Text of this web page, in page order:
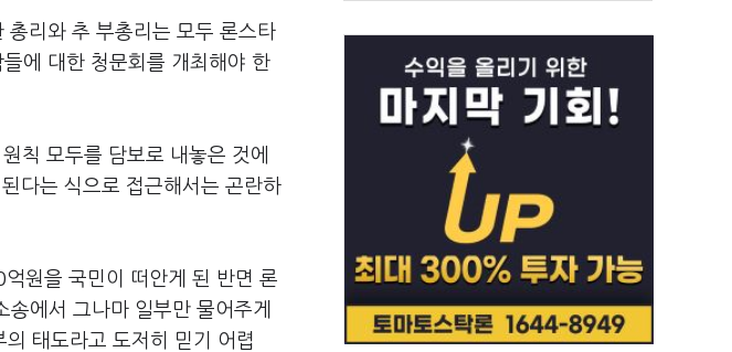
총리와 추 부총리는 모두 론스타
에 대한 청문회를 개최해야 한
칙 모두를 담보로 내놓은 것에
다는 식으로 접근해서는 곤란하
원을 국민이 떠안게 된 반면 론
에서 그나마 일부만 물어주게
태도라고 도저히 믿기 어렵